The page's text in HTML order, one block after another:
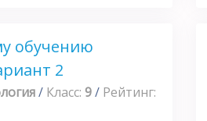
обучению
2
/ Класс: 9/ Рейтинг: